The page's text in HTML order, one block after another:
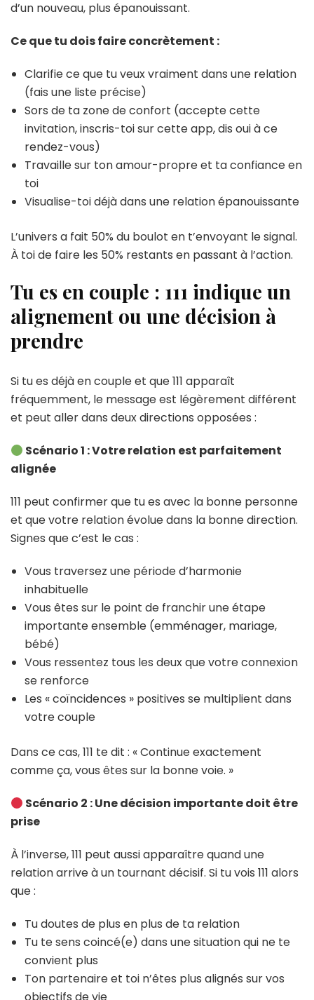
d’un nouveau, plus épanouissant.
Ce que tu dois faire concrètement :
Clarifie ce que tu veux vraiment dans une relation
(fais une liste précise)
Sors de ta zone de confort (accepte cette
invitation, inscris-toi sur cette app, dis oui à ce
rendez-vous)
Travaille sur ton amour-propre et ta confiance en
toi
Visualise-toi déjà dans une relation épanouissante
L’univers a fait 50% du boulot en t’envoyant le signal.
À toi de faire les 50% restants en passant à l’action.
Tu es en couple : 111 indique un
alignement ou une décision à
prendre
Si tu es déjà en couple et que 111 apparaît
fréquemment, le message est légèrement différent
et peut aller dans deux directions opposées :
Scénario 1 : Votre relation est parfaitement
alignée
111 peut confirmer que tu es avec la bonne personne
et que votre relation évolue dans la bonne direction.
Signes que c’est le cas :
Vous traversez une période d’harmonie
inhabituelle
Vous êtes sur le point de franchir une étape
importante ensemble (emménager, mariage,
bébé)
Vous ressentez tous les deux que votre connexion
se renforce
Les « coïncidences » positives se multiplient dans
votre couple
Dans ce cas, 111 te dit : « Continue exactement
comme ça, vous êtes sur la bonne voie. »
Scénario 2 : Une décision importante doit être
prise
À l’inverse, 111 peut aussi apparaître quand une
relation arrive à un tournant décisif. Si tu vois 111 alors
que :
Tu doutes de plus en plus de ta relation
Tu te sens coincé(e) dans une situation qui ne te
convient plus
Ton partenaire et toi n’êtes plus alignés sur vos